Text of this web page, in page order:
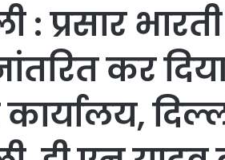
: प्रसार
कर